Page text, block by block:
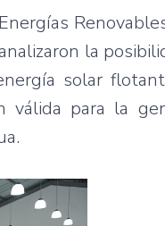
la
solar
para la